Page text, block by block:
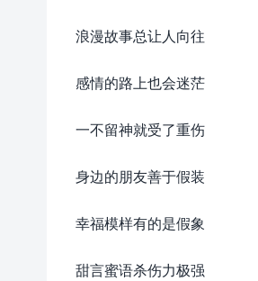
浪漫故事总让人向往
感情的路上也会迷茫
一不留神就受了重伤
身边的朋友善于假装
幸福模样有的是假象
甜言蜜语杀伤力极强